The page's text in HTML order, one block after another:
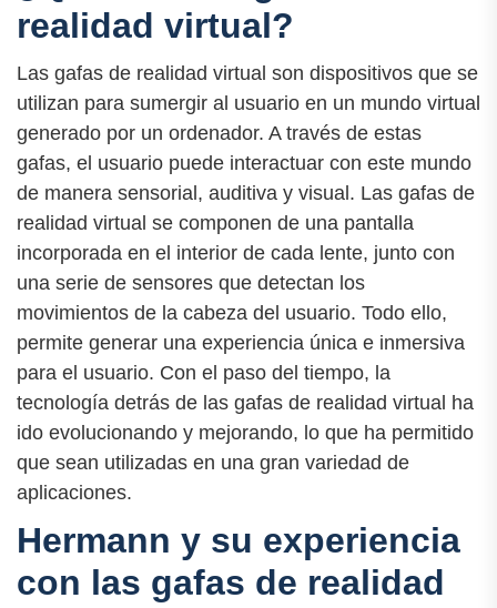
realidad virtual?
Las gafas de realidad virtual son dispositivos que se
utilizan para sumergir al usuario en un mundo virtual
generado por un ordenador. A través de estas
gafas, el usuario puede interactuar con este mundo
de manera sensorial, auditiva y visual. Las gafas de
realidad virtual se componen de una pantalla
incorporada en el interior de cada lente, junto con
una serie de sensores que detectan los
movimientos de la cabeza del usuario. Todo ello,
permite generar una experiencia única e inmersiva
para el usuario. Con el paso del tiempo, la
tecnología detrás de las gafas de realidad virtual ha
ido evolucionando y mejorando, lo que ha permitido
que sean utilizadas en una gran variedad de
aplicaciones.
Hermann y su experiencia
con las gafas de realidad